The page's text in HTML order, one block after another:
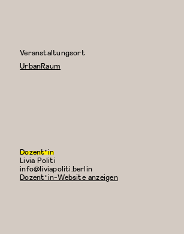
Veranstaltungsort
UrbanRaum
Dozent*in
Livia Politi
E-
Mail:
info@liviapoliti.berlin
Dozent*in-Website anzeigen